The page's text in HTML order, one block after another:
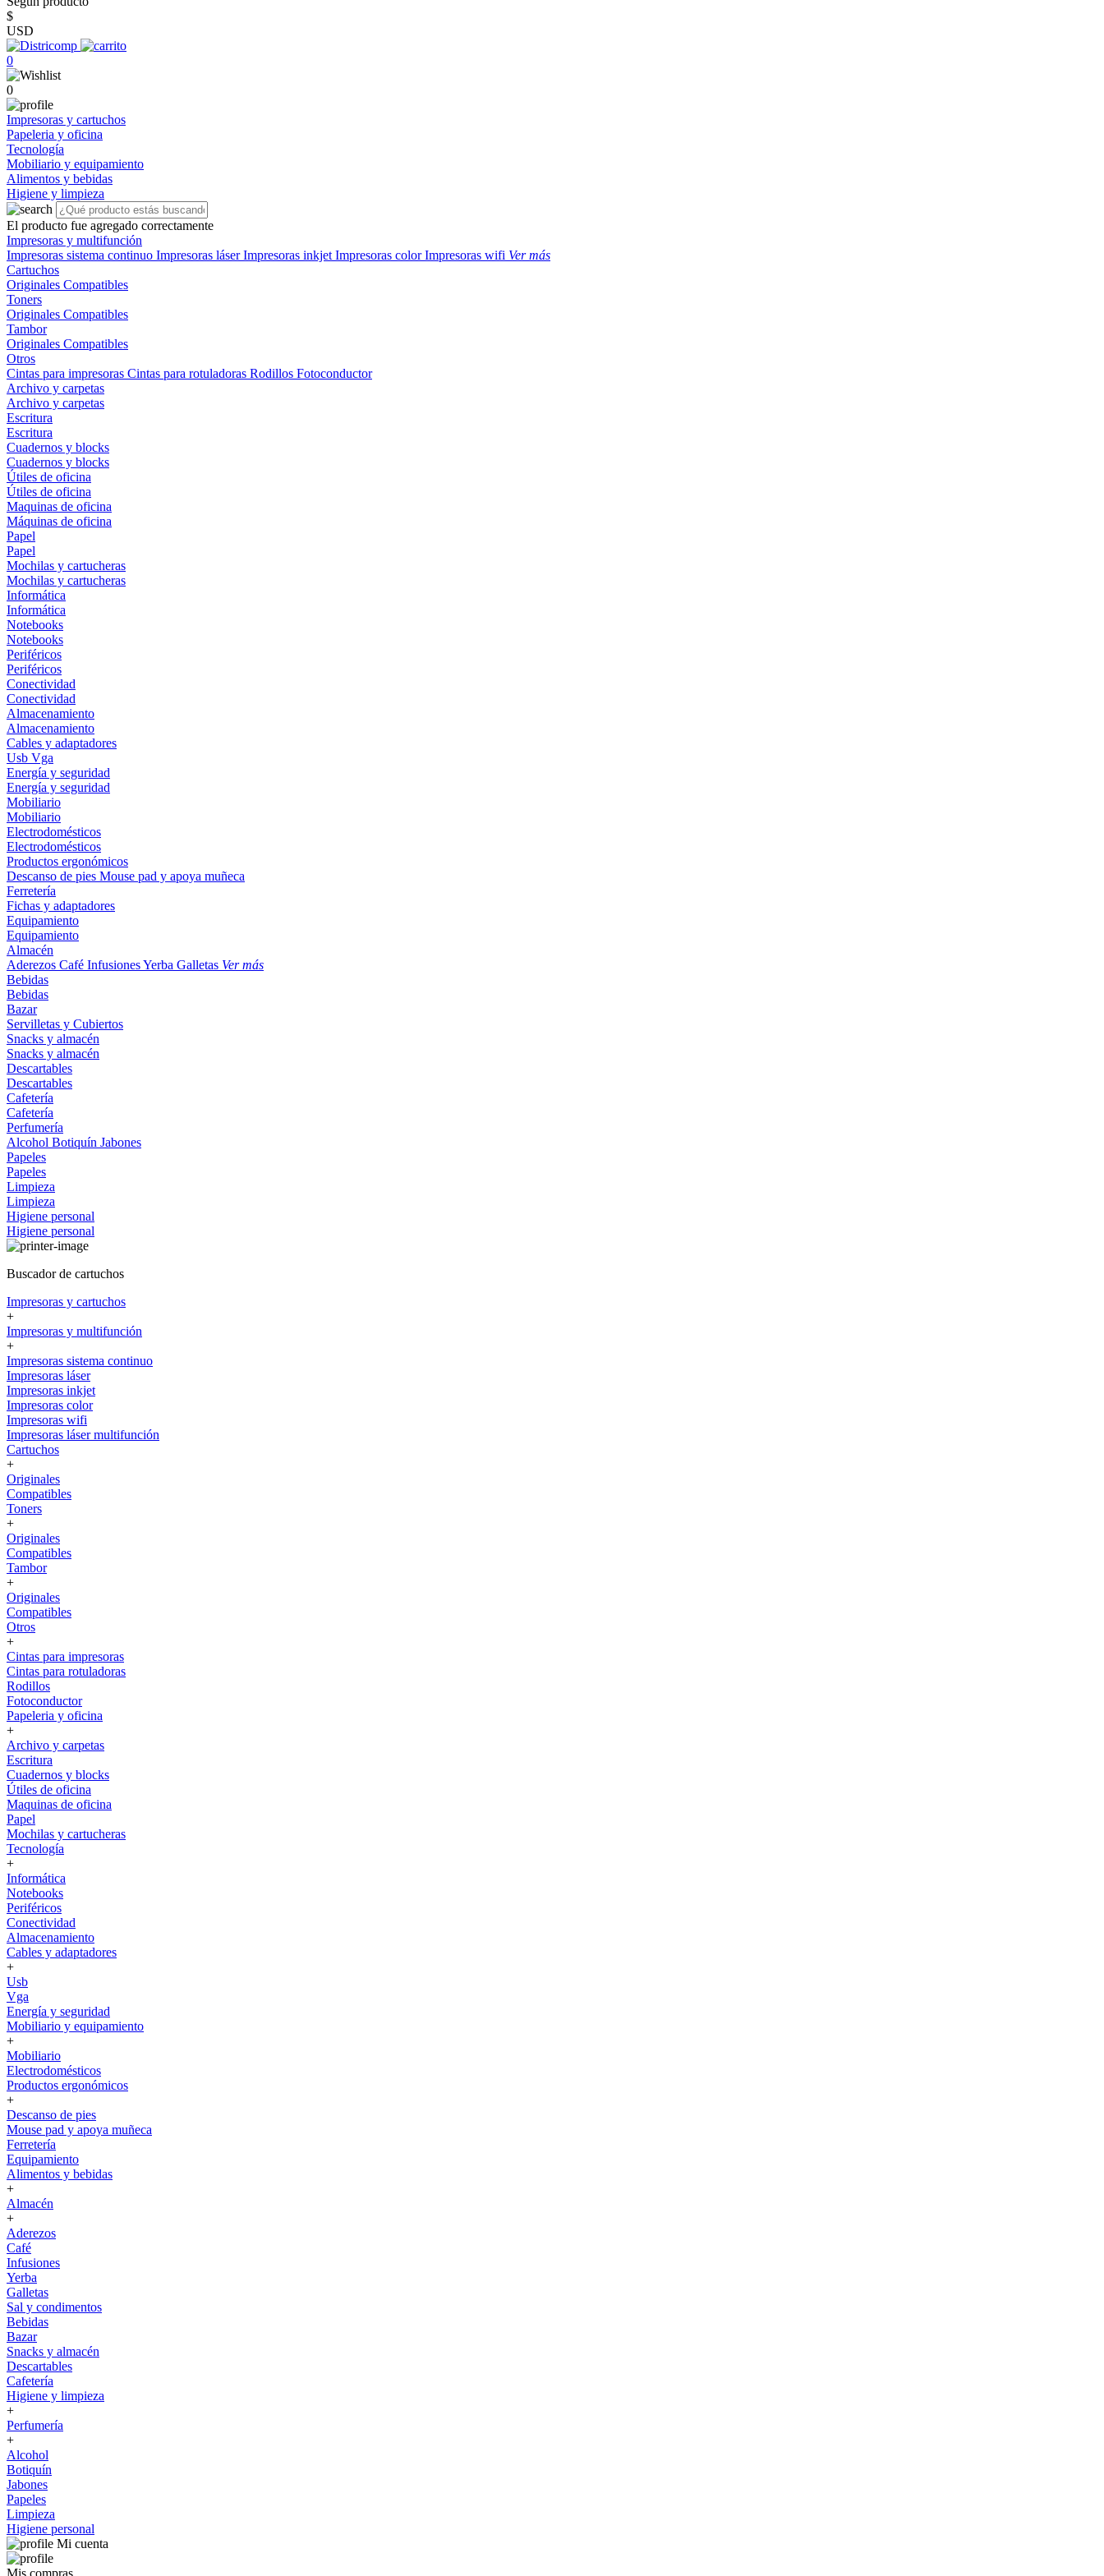
$
USD
0
0
Impresoras y cartuchos
Papeleria y oficina
Tecnología
Mobiliario y equipamiento
Alimentos y bebidas
Higiene y limpieza
El producto fue agregado correctamente
Impresoras y multifunción
Impresoras sistema continuo Impresoras láserImpresoras inkjet Impresoras colorImpresoras wifi Ver más
Cartuchos
Originales Compatibles
Toners
Originales Compatibles
Tambor
Originales Compatibles
Otros
Cintas para impresoras Cintas para rotuladoras Rodillos Fotoconductor
Archivo y carpetas
Archivo y carpetas
Escritura
Escritura
Cuadernos y blocks
Cuadernos y blocks
Útiles de oficina
Útiles de oficina
Maquinas de oficina
Máquinas de oficina
Papel
Papel
Mochilas y cartucheras
Mochilas y cartucheras
Informática
Informática
Notebooks
Notebooks
Periféricos
Periféricos
Conectividad
Conectividad
Almacenamiento
Almacenamiento
Cables y adaptadores
Usb Vga
Energía y seguridad
Energía y seguridad
Mobiliario
Mobiliario
Electrodomésticos
Electrodomésticos
Productos ergonómicos
Descanso de pies Mouse pad y apoya muñeca
Ferretería
Fichas y adaptadores
Equipamiento
Equipamiento
Almacén
Aderezos Café InfusionesYerba Galletas Ver más
Bebidas
Bebidas
Bazar
Servilletas y Cubiertos
Snacks y almacén
Snacks y almacén
Descartables
Descartables
Cafetería
Cafetería
Perfumería
Alcohol Botiquín Jabones
Papeles
Papeles
Limpieza
Limpieza
Higiene personal
Higiene personal
Buscador de cartuchos
Impresoras y cartuchos
+
Impresoras y multifunción
+
Impresoras sistema continuo
Impresoras láser
Impresoras inkjet
Impresoras color
Impresoras wifi
Impresoras láser multifunción
Cartuchos
+
Originales
Compatibles
Toners
+
Originales
Compatibles
Tambor
+
Originales
Compatibles
Otros
+
Cintas para impresoras
Cintas para rotuladoras
Rodillos
Fotoconductor
Papeleria y oficina
+
Archivo y carpetas
Escritura
Cuadernos y blocks
Útiles de oficina
Maquinas de oficina
Papel
Mochilas y cartucheras
Tecnología
+
Informática
Notebooks
Periféricos
Conectividad
Almacenamiento
Cables y adaptadores
+
Usb
Vga
Energía y seguridad
Mobiliario y equipamiento
+
Mobiliario
Electrodomésticos
Productos ergonómicos
+
Descanso de pies
Mouse pad y apoya muñeca
Ferretería
Equipamiento
Alimentos y bebidas
+
Almacén
+
Aderezos
Café
Infusiones
Yerba
Galletas
Sal y condimentos
Bebidas
Bazar
Snacks y almacén
Descartables
Cafetería
Higiene y limpieza
+
Perfumería
+
Alcohol
Botiquín
Jabones
Papeles
Limpieza
Higiene personal
Mi cuenta
Mis compras